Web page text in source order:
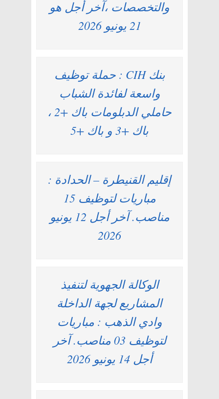
والتخصصات ،آخر أجل هو
21 يونيو 2026
بنك CIH : حملة توظيف
واسعة لفائدة الشباب
حاملي الدبلومات باك +2 ،
باك +3 و باك +5
إقليم القنيطرة – الحدادة :
مباريات لتوظيف 15
مناصب. آخر أجل 12 يونيو
2026
الوكالة الجهوية لتنفيذ
المشاريع لجهة الداخلة
وادي الذهب : مباريات
لتوظيف 03 مناصب. آخر
أجل 14 يونيو 2026